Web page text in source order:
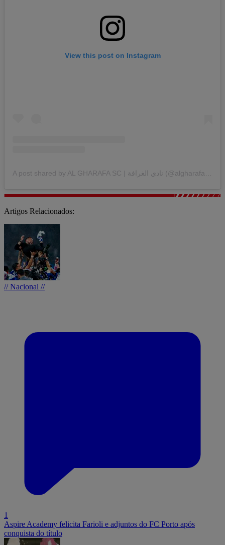
View this post on Instagram
A post shared by AL GHARAFA SC | نادي الغرافة (@algharafaclub)
Artigos Relacionados:
// Nacional //
1
Aspire Academy felicita Farioli e adjuntos do FC Porto após
conquista do título